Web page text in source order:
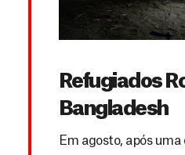
Refugiados
Bangladesh
Em agosto, após